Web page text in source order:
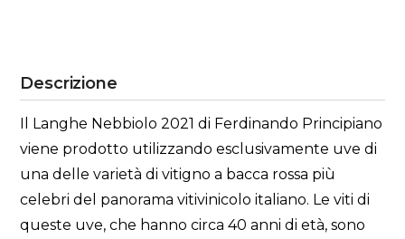
Descrizione
Il Langhe Nebbiolo 2021 di Ferdinando Principiano
viene prodotto utilizzando esclusivamente uve di
una delle varietà di vitigno a bacca rossa più
celebri del panorama vitivinicolo italiano. Le viti di
queste uve, che hanno circa 40 anni di età, sono